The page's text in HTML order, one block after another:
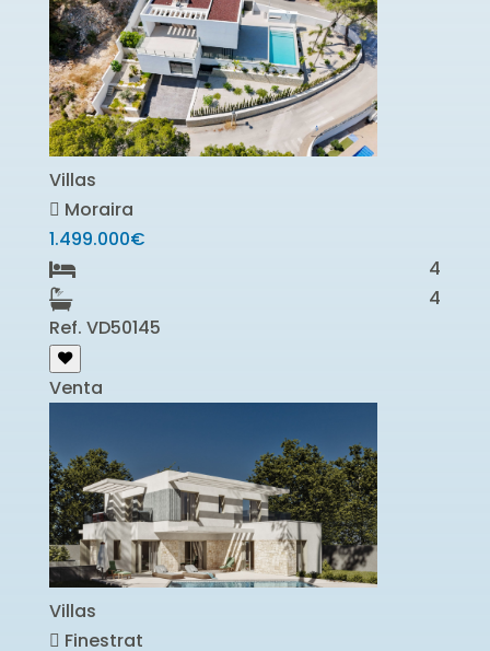
Villas
Moraira
1.499.000€
4
4
Ref. VD50145
Venta
Villas
Finestrat